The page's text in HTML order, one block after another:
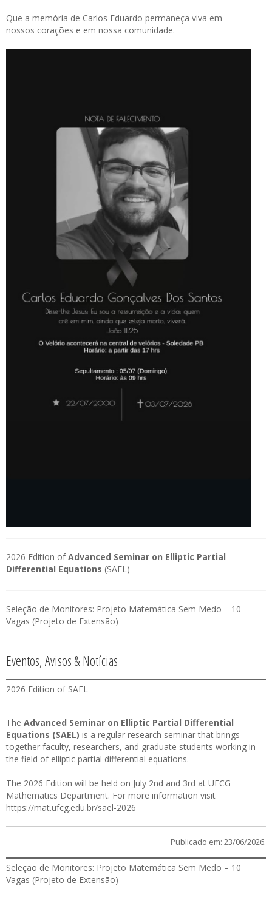
Que a memória de Carlos Eduardo permaneça viva em
nossos corações e em nossa comunidade.
2026 Edition ofAdvanced Seminar on Elliptic Partial
Differential Equations (SAEL)
Seleção de Monitores: Projeto Matemática Sem Medo – 10
Vagas (Projeto de Extensão)
Eventos, Avisos & Notícias
2026 Edition of SAEL
The Advanced Seminar on Elliptic Partial Differential
Equations (SAEL) is a regular research seminar that brings
together faculty, researchers, and graduate students working in
the field of elliptic partial differential equations.
The 2026 Edition will be held on July 2nd and 3rd at UFCG
Mathematics Department. For more information visit
https://mat.ufcg.edu.br/sael-2026
Publicado em: 23/06/2026.
Seleção de Monitores: Projeto Matemática Sem Medo – 10
Vagas (Projeto de Extensão)